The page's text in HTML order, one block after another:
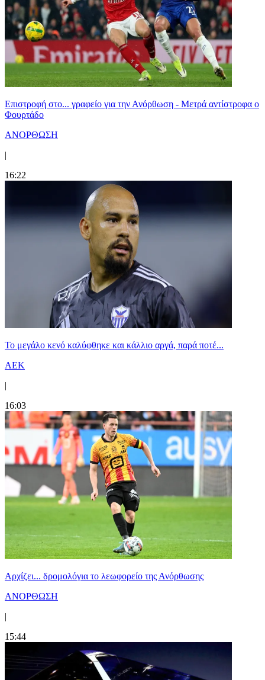
Επιστροφή στο... γραφείο για την Ανόρθωση - Μετρά αντίστροφα ο
Φουρτάδο
ΑΝΟΡΘΩΣΗ
|
16:22
Το μεγάλο κενό καλύφθηκε και κάλλιο αργά, παρά ποτέ...
ΑΕΚ
|
16:03
Αρχίζει... δρομολόγια το λεωφορείο της Ανόρθωσης
ΑΝΟΡΘΩΣΗ
|
15:44